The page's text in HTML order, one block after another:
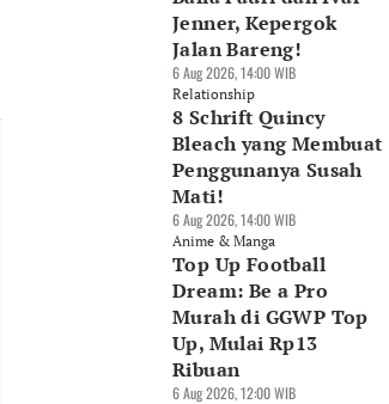
Jenner, Kepergok
Jalan Bareng!
6 Aug 2026, 14:00 WIB
Relationship
8 Schrift Quincy
Bleach yang Membuat
Penggunanya Susah
Mati!
6 Aug 2026, 14:00 WIB
Anime & Manga
Top Up Football
Dream: Be a Pro
Murah di GGWP Top
Up, Mulai Rp13
Ribuan
6 Aug 2026, 12:00 WIB